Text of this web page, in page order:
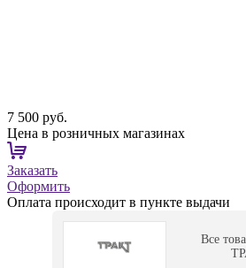
7 500 руб.
Цена в розничных магазинах
Заказать
Оформить
Оплата происходит в пункте выдачи
Все